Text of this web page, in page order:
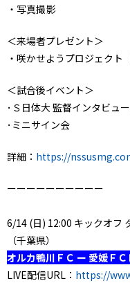
・写真撮影
＜来場者プレゼント＞
・咲かせようプロジェクト
＜試合後イベント＞
･Ｓ日体大 監督インタビュ
･ミニサイン会
詳細： https://
ーーーーーーーーーー
6/14 (日) 12:00 キックオフ
（千葉県）
オルカ鴨川ＦＣ ー 愛媛ＦＣ
LIVE配信URL： https://